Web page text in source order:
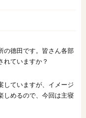
ス
の德田です。皆さん各部
れていますか？
していますが、イメージ
しめるので、今回は主寝